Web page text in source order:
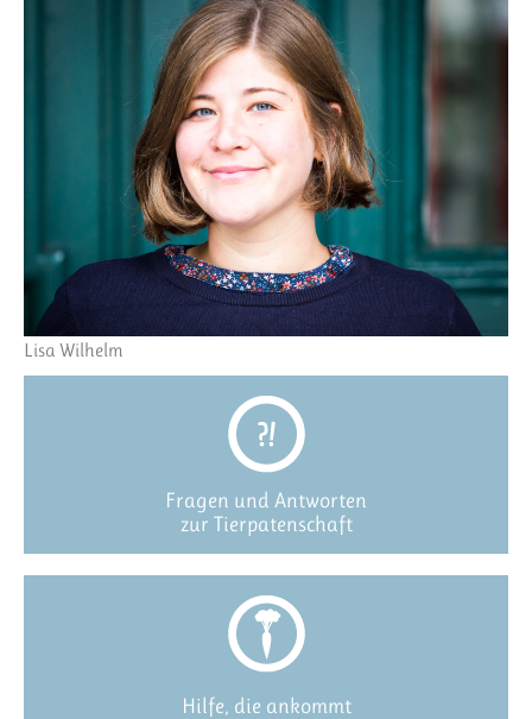
Lisa Wilhelm
Fragen und Antworten
zur Tierpatenschaft
Hilfe, die ankommt